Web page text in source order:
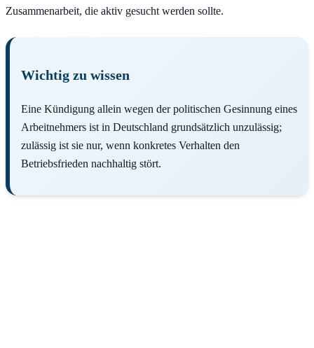
Zusammenarbeit, die aktiv gesucht werden sollte.
Wichtig zu wissen
Eine Kündigung allein wegen der politischen Gesinnung eines
Arbeitnehmers ist in Deutschland grundsätzlich unzulässig;
zulässig ist sie nur, wenn konkretes Verhalten den
Betriebsfrieden nachhaltig stört.